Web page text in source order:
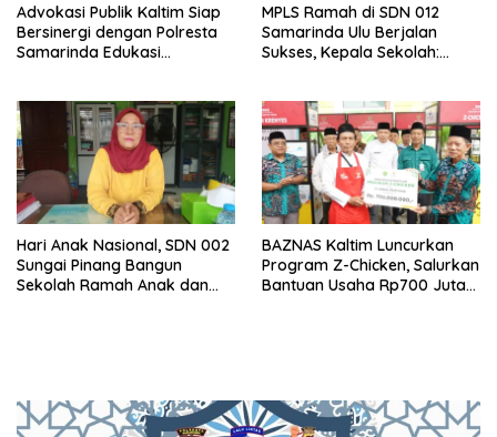
Advokasi Publik Kaltim Siap
Bersinergi dengan Polresta
Samarinda Edukasi
MPLS Ramah di SDN 012
Samarinda Ulu Berjalan
Sukses, Kepala Sekolah:
Hari Anak Nasional, SDN 002
Sungai Pinang Bangun
Sekolah Ramah Anak dan
BAZNAS Kaltim Luncurkan
Program Z-Chicken, Salurkan
Bantuan Usaha Rp700 Juta